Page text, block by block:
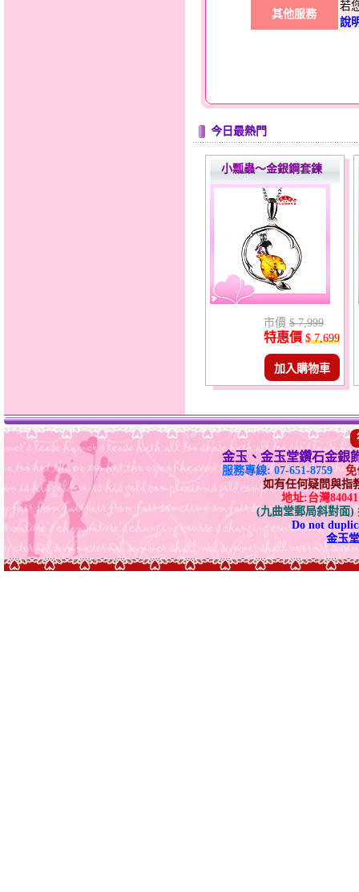
其他服務
若
說
今日最熱門
小瓢蟲～金銀鋼套鍊
市價 $ 7,999
特惠價 $ 7,699
加入購物車
金玉、金玉堂鑽石金銀
服務專線: 07-651-8759
免
如有任何疑問與指
地址:台灣
(九曲堂郵局斜對面)
Do not
金玉